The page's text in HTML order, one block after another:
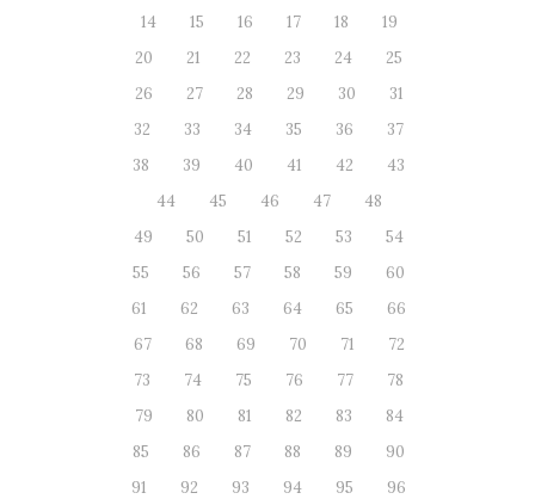
14
15 16 17 18
19
20
21 22 23 24
25
26
27 28 29 30
31
32
33 34 35 36
37
38
39 40 41 42
43
44
45 46 47
48
49
50 51 52 53
54
55
56 57 58 59
60
61
62 63 64 65
66
67
68 69 70 71
72
73
74 75 76 77
78
79
80 81 82 83
84
85
86 87 88 89
90
91
92 93 94 95
96